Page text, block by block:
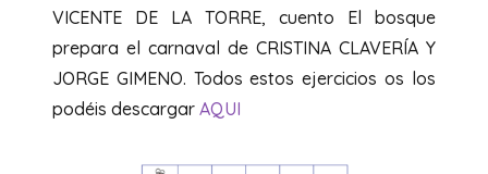
VICENTE DE LA TORRE, cuento El bosque
prepara el carnaval de CRISTINA CLAVERÍA Y
JORGE GIMENO. Todos estos ejercicios os los
podéis descargar AQUI